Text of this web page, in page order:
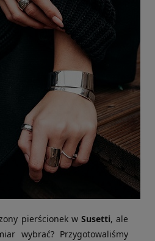
pierścionek w Susetti, ale
wybrać? Przygotowaliśmy